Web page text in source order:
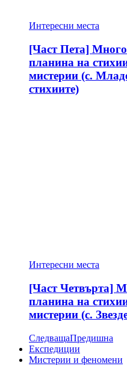
Интересни места
[Част Пета]
планина на
мистерии (с.
стихиите)
Интересни места
[Част Четвърта]
планина на
мистерии (с.
СледващаПредишна
Експедиции
Мистерии и феномени